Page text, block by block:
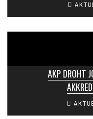
AKP DROHT